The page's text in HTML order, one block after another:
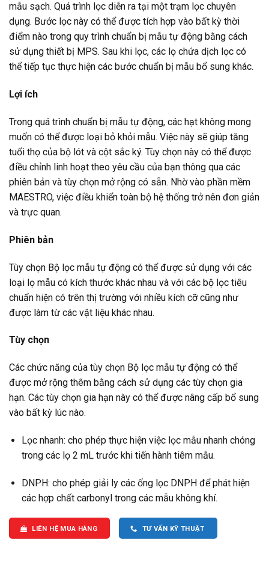
mẫu sạch. Quá trình lọc diễn ra tại một trạm lọc chuyên
dụng. Bước lọc này có thể được tích hợp vào bất kỳ thời
điểm nào trong quy trình chuẩn bị mẫu tự động bằng cách
sử dụng thiết bị MPS. Sau khi lọc, các lọ chứa dịch lọc có
thể tiếp tục thực hiện các bước chuẩn bị mẫu bổ sung khác.
Lợi ích
Trong quá trình chuẩn bị mẫu tự động, các hạt không mong
muốn có thể được loại bỏ khỏi mẫu. Việc này sẽ giúp tăng
tuổi thọ của bộ lót và cột sắc ký. Tùy chọn này có thể được
điều chỉnh linh hoạt theo yêu cầu của bạn thông qua các
phiên bản và tùy chọn mở rộng có sẵn. Nhờ vào phần mềm
MAESTRO, việc điều khiển toàn bộ hệ thống trở nên đơn giản
và trực quan.
Phiên bản
Tùy chọn Bộ lọc mẫu tự động có thể được sử dụng với các
loại lọ mẫu có kích thước khác nhau và với các bộ lọc tiêu
chuẩn hiện có trên thị trường với nhiều kích cỡ cũng như
được làm từ các vật liệu khác nhau.
Tùy chọn
Các chức năng của tùy chọn Bộ lọc mẫu tự động có thể
được mở rộng thêm bằng cách sử dụng các tùy chọn gia
hạn. Các tùy chọn gia hạn này có thể được nâng cấp bổ sung
vào bất kỳ lúc nào.
Lọc nhanh: cho phép thực hiện việc lọc mẫu nhanh chóng
trong các lọ 2 mL trước khi tiến hành tiêm mẫu.
DNPH: cho phép giải ly các ống lọc DNPH để phát hiện
các hợp chất carbonyl trong các mẫu không khí.
LIÊN HỆ MUA HÀNG TƯ VẤN KỸ THUẬT